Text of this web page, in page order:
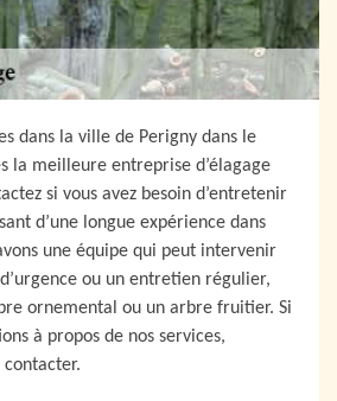
dans la ville de Perigny dans le
la meilleure entreprise d’élagage
si vous avez besoin d’entretenir
d’une longue expérience dans
une équipe qui peut intervenir
ou un entretien régulier,
ornemental ou un arbre fruitier. Si
à propos de nos services,
contacter.